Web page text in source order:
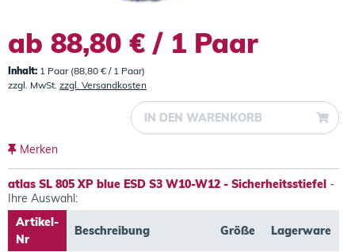
ab 88,80 € / 1 Paar
Inhalt: 1 Paar (88,80 € / 1 Paar)
zzgl. MwSt. zzgl. Versandkosten
IN DEN WARENKORB
Merken
atlas SL 805 XP blue ESD S3 W10-W12 - Sicherheitsstiefel -
Ihre Auswahl:
Artikel-
Nr
Beschreibung Größe Lagerware